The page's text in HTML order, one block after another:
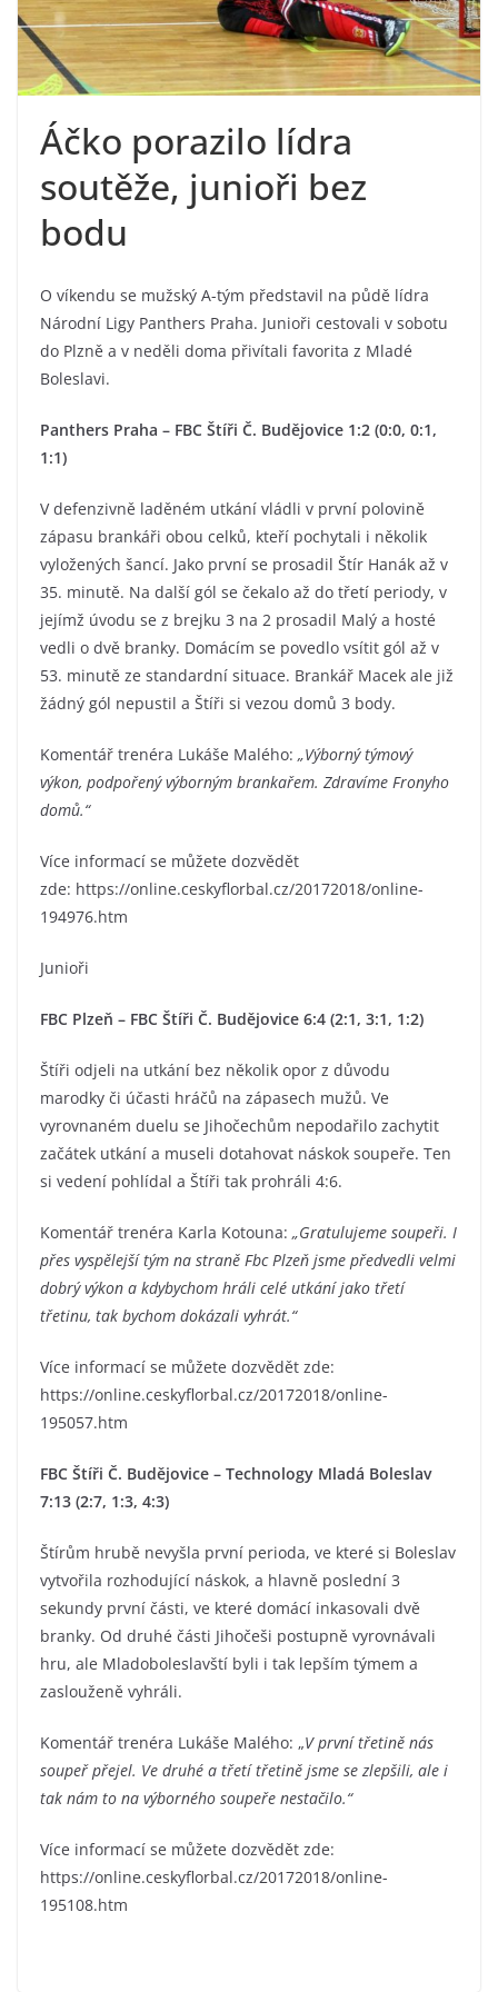
Áčko porazilo lídra
soutěže, junioři bez
bodu
O víkendu se mužský A-tým představil na půdě lídra
Národní Ligy Panthers Praha. Junioři cestovali v sobotu
do Plzně a v neděli doma přivítali favorita z Mladé
Boleslavi.
Panthers Praha – FBC Štíři Č. Budějovice 1:2 (0:0, 0:1,
1:1)
V defenzivně laděném utkání vládli v první polovině
zápasu brankáři obou celků, kteří pochytali i několik
vyložených šancí. Jako první se prosadil Štír Hanák až v
35. minutě. Na další gól se čekalo až do třetí periody, v
jejímž úvodu se z brejku 3 na 2 prosadil Malý a hosté
vedli o dvě branky. Domácím se povedlo vsítit gól až v
53. minutě ze standardní situace. Brankář Macek ale již
žádný gól nepustil a Štíři si vezou domů 3 body.
Komentář trenéra Lukáše Malého: „Výborný týmový
výkon, podpořený výborným brankařem. Zdravíme Fronyho
domů.“
Více informací se můžete dozvědět
zde: https://online.ceskyflorbal.cz/20172018/online-
194976.htm
Junioři
FBC Plzeň – FBC Štíři Č. Budějovice 6:4 (2:1, 3:1, 1:2)
Štíři odjeli na utkání bez několik opor z důvodu
marodky či účasti hráčů na zápasech mužů. Ve
vyrovnaném duelu se Jihočechům nepodařilo zachytit
začátek utkání a museli dotahovat náskok soupeře. Ten
si vedení pohlídal a Štíři tak prohráli 4:6.
Komentář trenéra Karla Kotouna: „Gratulujeme soupeři. I
přes vyspělejší tým na straně Fbc Plzeň jsme předvedli velmi
dobrý výkon a kdybychom hráli celé utkání jako třetí
třetinu, tak bychom dokázali vyhrát.“
Více informací se můžete dozvědět zde:
https://online.ceskyflorbal.cz/20172018/online-
195057.htm
FBC Štíři Č. Budějovice – Technology Mladá Boleslav
7:13 (2:7, 1:3, 4:3)
Štírům hrubě nevyšla první perioda, ve které si Boleslav
vytvořila rozhodující náskok, a hlavně poslední 3
sekundy první části, ve které domácí inkasovali dvě
branky. Od druhé části Jihočeši postupně vyrovnávali
hru, ale Mladoboleslavští byli i tak lepším týmem a
zaslouženě vyhráli.
Komentář trenéra Lukáše Malého: „V první třetině nás
soupeř přejel. Ve druhé a třetí třetině jsme se zlepšili, ale i
tak nám to na výborného soupeře nestačilo.“
Více informací se můžete dozvědět zde:
https://online.ceskyflorbal.cz/20172018/online-
195108.htm